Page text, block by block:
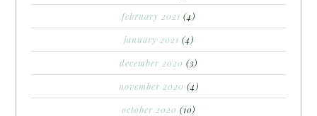
february 2021 (4)
january 2021 (4)
december 2020 (3)
november 2020 (4)
october 2020 (10)